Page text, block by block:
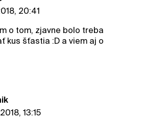
20:41
o tom, zjavne bolo treba
kus šťastia :D a viem aj o
13:15